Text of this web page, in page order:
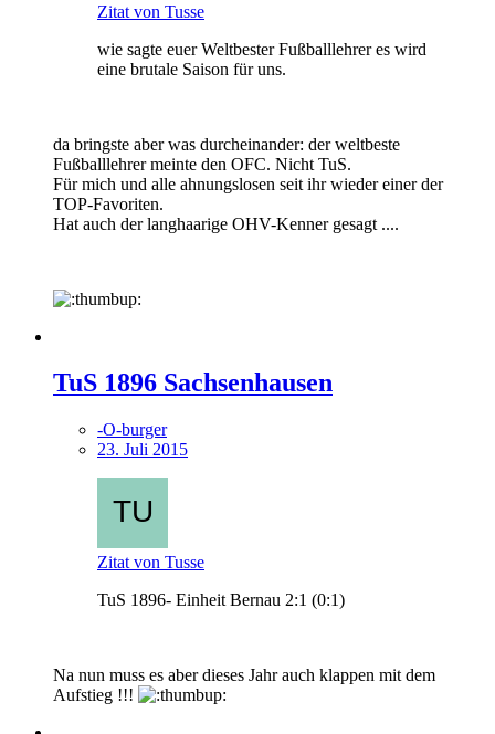
Zitat von Tusse
wie sagte euer Weltbester Fußballlehrer es wird
eine brutale Saison für uns.
da bringste aber was durcheinander: der weltbeste
Fußballlehrer meinte den OFC. Nicht TuS.
Für mich und alle ahnungslosen seit ihr wieder einer der
TOP-Favoriten.
Hat auch der langhaarige OHV-Kenner gesagt ....
TuS 1896 Sachsenhausen
-O-burger
23. Juli 2015
Zitat von Tusse
TuS 1896- Einheit Bernau 2:1 (0:1)
Na nun muss es aber dieses Jahr auch klappen mit dem
Aufstieg !!!